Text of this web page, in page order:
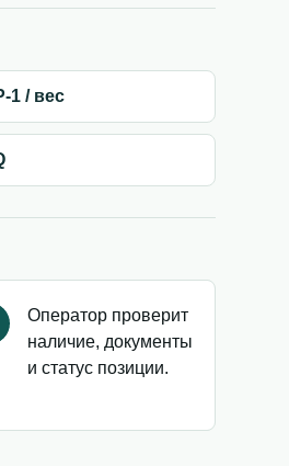
1 / вес
Оператор проверит
наличие, документы
и статус позиции.